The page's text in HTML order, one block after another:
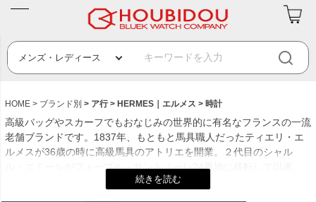
HOME ブランド別 ア行 HERMES｜エルメス 時計
高級バッグやスカーフでもおなじみの世界的に有名なフランスの一流
老舗ブランドです。1837年、もともと馬具職人だったティエリ・エ
ルメスが36歳の時に高級馬具のアトリエを開業。２代目のシャル
ル・エミールがフォーブル・サントノーレ24番地に移転して以来、
エルメス本店として当時も今も世界中の憧れの場所になります。